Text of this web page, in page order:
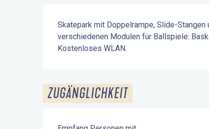
Beschreibung
Skatepark mit Doppelrampe, Slide-
verschiedenen Modulen für Ballspiele:
Kostenloses WLAN.
ZUGÄNGLICHKEIT